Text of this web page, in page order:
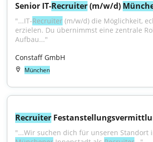
Senior IT-Recruiter (m/w/d)
"...IT-Recruiter (m/w/d) die Möglichkeit,
erzielen. Du übernimmst eine zentrale
Aufbau..."
Constaff GmbH
München
Recruiter